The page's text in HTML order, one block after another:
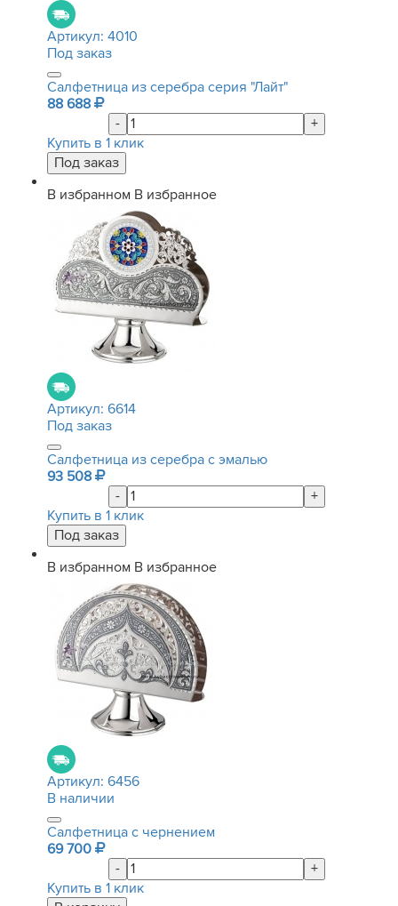
Артикул: 4010
Под заказ
Салфетница из серебра серия "Лайт"
88 688
-
+
Купить в 1 клик
В избранном В избранное
Артикул: 6614
Под заказ
Салфетница из серебра с эмалью
93 508
-
+
Купить в 1 клик
В избранном В избранное
Артикул: 6456
В наличии
Салфетница с чернением
69 700
-
+
Купить в 1 клик